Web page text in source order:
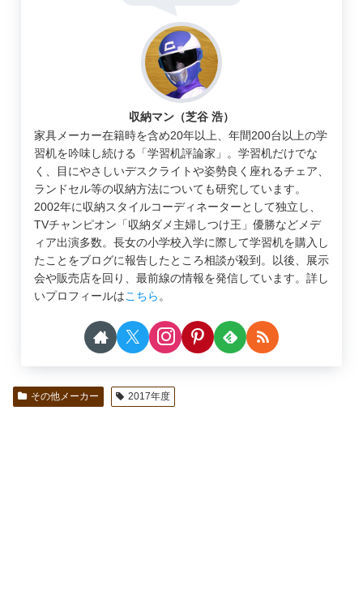
収納マン（芝谷 浩）
家具メーカー在籍時を含め20年以上、年間200台以上の学
習机を吟味し続ける「学習机評論家」。学習机だけでな
く、目にやさしいデスクライトや姿勢良く座れるチェア、
ランドセル等の収納方法についても研究しています。
2002年に収納スタイルコーディネーターとして独立し、
TVチャンピオン「収納ダメ主婦しつけ王」優勝などメデ
ィア出演多数。長女の小学校入学に際して学習机を購入し
たことをブログに報告したところ相談が殺到。以後、展示
会や販売店を回り、最前線の情報を発信しています。詳し
いプロフィールはこちら 。
その他メーカー 2017年度